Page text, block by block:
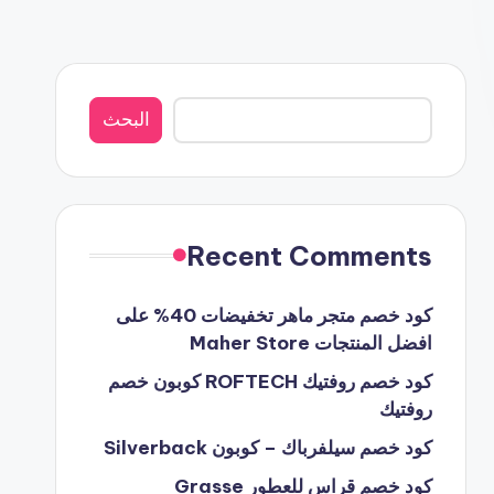
البحث
البحث
Recent Comments
كود خصم متجر ماهر تخفيضات 40% على
افضل المنتجات Maher Store
كود خصم روفتيك ROFTECH كوبون خصم
روفتيك
كود خصم سيلفرباك – كوبون Silverback
كود خصم قراس للعطور Grasse